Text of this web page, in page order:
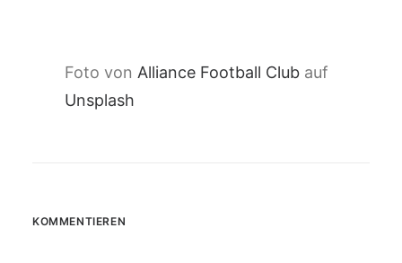
Foto von Alliance Football Club auf
Unsplash
KOMMENTIEREN